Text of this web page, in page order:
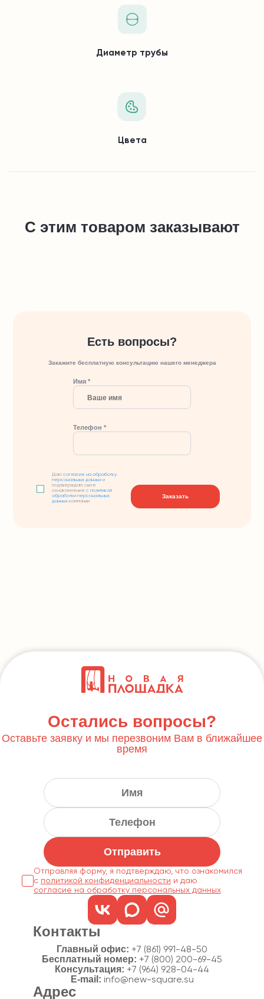
Диаметр трубы
Цвета
С этим товаром заказывают
Есть вопросы?
Закажите бесплатную консультацию нашего менеджера
Имя *
Телефон *
Даюсогласие на обработку
персональных данных и
подтверждаю свое
ознакомление сполитикой
обработки персональных
данных компании
Заказать
Остались вопросы?
Оставьте заявку и мы перезвоним Вам в ближайшее
время
Отправить
Отправляя форму, я подтверждаю, что ознакомился
с политикой конфиденциальности
согласие на обработку персональных данных
Контакты
Главный офис: +7 (861) 991-48-50
Бесплатный номер: +7 (800) 200-69-45
Консультация: +7 (964) 928-04-44
E-mail: info@new-square.su
Адрес